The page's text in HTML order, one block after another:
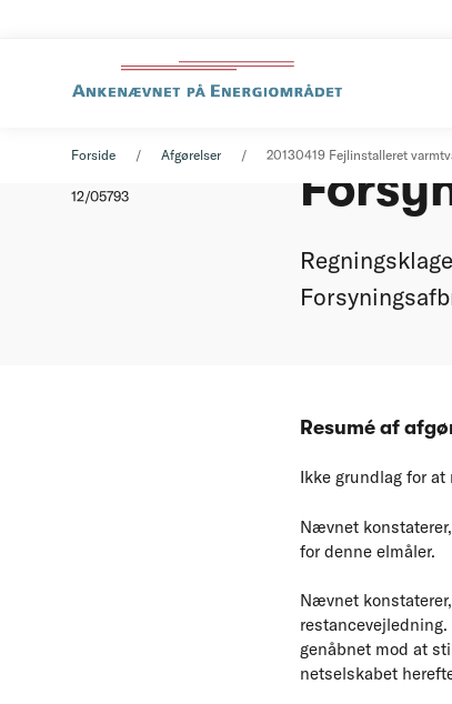
Forside Afgørelser 20130419 Fejlinstalleret
12/05793
Resumé af
Ikke grundlag for
Nævnet
for denne elmåler.
Nævnet
genåbnet mod at
netselskabet